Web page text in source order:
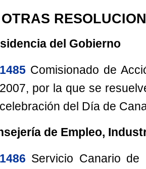
del Gobierno
1485 Comisionado de
2007, por la que se
celebración del Día de
de Empleo,
1486 Servicio Canario